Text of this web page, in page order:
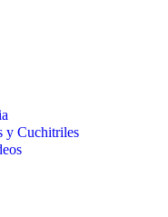
y Cuchitriles